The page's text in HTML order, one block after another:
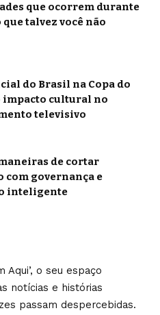
que ocorrem durante
que talvez você não
do Brasil na Copa do
impacto cultural no
televisivo
de cortar
com governança e
inteligente
Aqui’, o seu espaço
notícias e histórias
passam despercebidas.